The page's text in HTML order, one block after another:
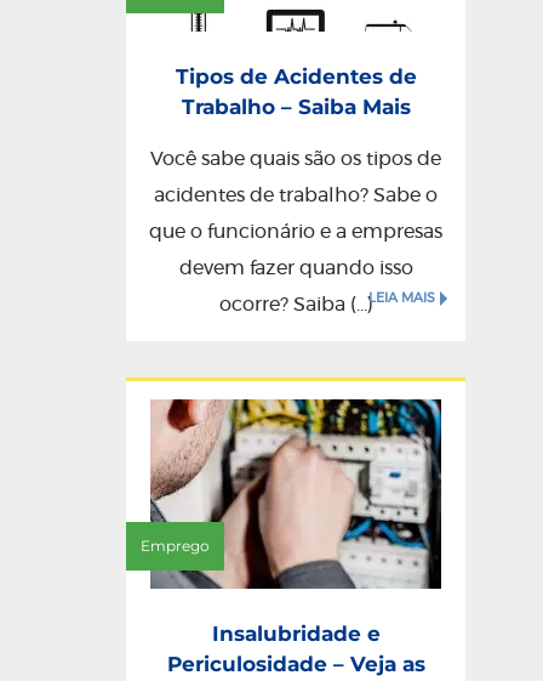
Tipos de Acidentes de
Trabalho – Saiba Mais
Você sabe quais são os tipos de
acidentes de trabalho? Sabe o
que o funcionário e a empresas
devem fazer quando isso
ocorre? Saiba (...)LEIA MAIS
Emprego
Insalubridade e
Periculosidade – Veja as